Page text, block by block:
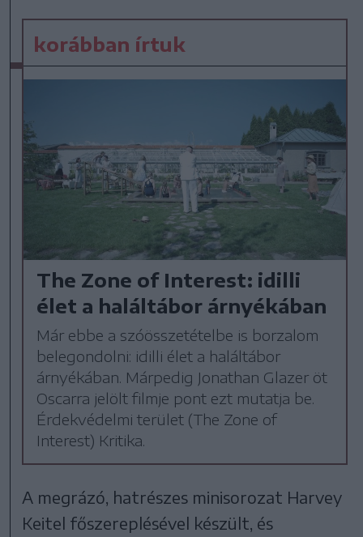
korábban írtuk
The Zone of Interest: idilli
élet a haláltábor árnyékában
Már ebbe a szóösszetételbe is borzalom
belegondolni: idilli élet a haláltábor
árnyékában. Márpedig Jonathan Glazer öt
Oscarra jelölt filmje pont ezt mutatja be.
Érdekvédelmi terület (The Zone of
Interest) Kritika.
A megrázó, hatrészes minisorozat Harvey
Keitel főszereplésével készült, és